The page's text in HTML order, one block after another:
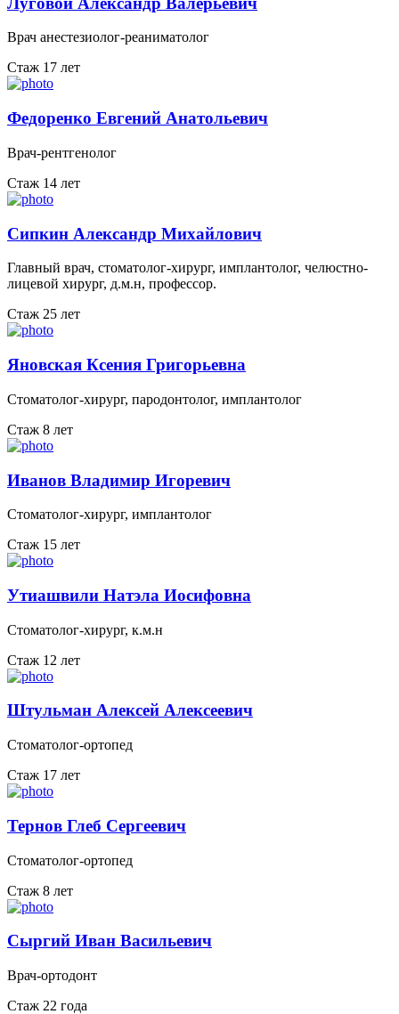
Врач анестезиолог-реаниматолог
Стаж 17 лет
Федоренко Евгений Анатольевич
Врач-рентгенолог
Стаж 14 лет
Сипкин Александр Михайлович
Главный врач, стоматолог-хирург, имплантолог, челюстно-
лицевой хирург, д.м.н, профессор.
Стаж 25 лет
Яновская Ксения Григорьевна
Стоматолог-хирург, пародонтолог, имплантолог
Стаж 8 лет
Иванов Владимир Игоревич
Стоматолог-хирург, имплантолог
Стаж 15 лет
Утиашвили Натэла Иосифовна
Стоматолог-хирург, к.м.н
Стаж 12 лет
Штульман Алексей Алексеевич
Стоматолог-ортопед
Стаж 17 лет
Тернов Глеб Сергеевич
Стоматолог-ортопед
Стаж 8 лет
Сыргий Иван Васильевич
Врач-ортодонт
Стаж 22 года